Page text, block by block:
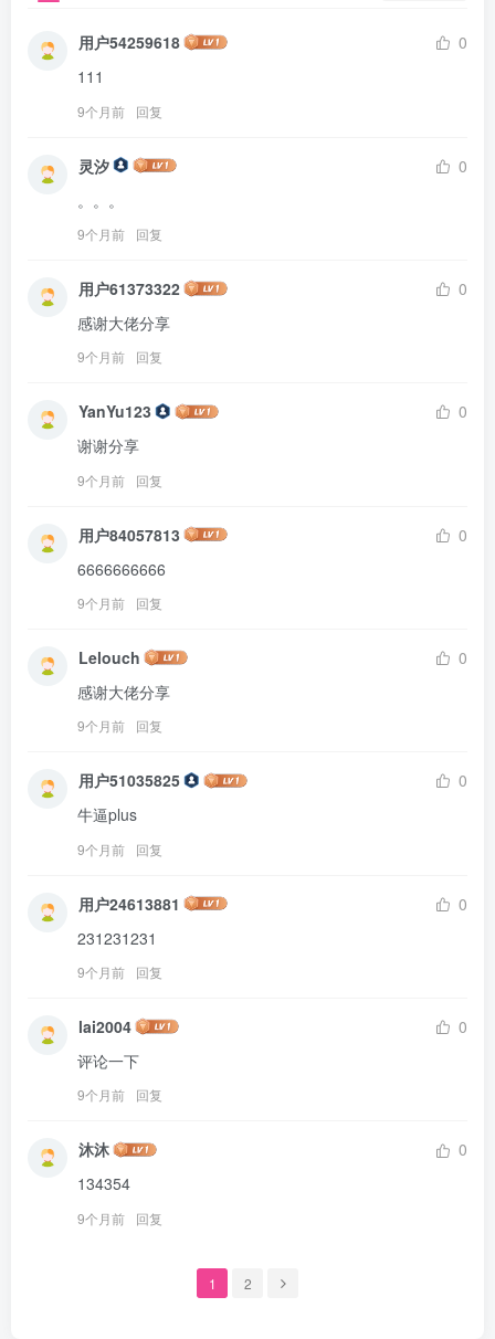
用户54259618
0
111
9个月前 回复
灵汐
0
。。。
9个月前 回复
用户61373322
0
感谢大佬分享
9个月前 回复
YanYu123
0
谢谢分享
9个月前 回复
用户84057813
0
6666666666
9个月前 回复
Lelouch
0
感谢大佬分享
9个月前 回复
用户51035825
0
牛逼plus
9个月前 回复
用户24613881
0
231231231
9个月前 回复
lai2004
0
评论一下
9个月前 回复
沐沐
0
134354
9个月前 回复
1 2